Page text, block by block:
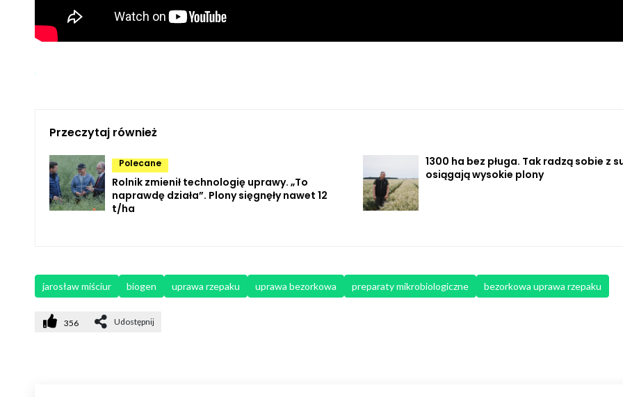
Przeczytaj również
Polecane
Rolnik zmienił technologię uprawy. „To
naprawdę działa”. Plony sięgnęły nawet 12
t/ha
1300 ha bez pługa. Tak radzą sobie z
osiągają wysokie plony
jarosław miściur biogen uprawa rzepaku uprawa bezorkowa preparaty mikrobiologiczne bezorkowa uprawa rzepaku
356 Udostępnij